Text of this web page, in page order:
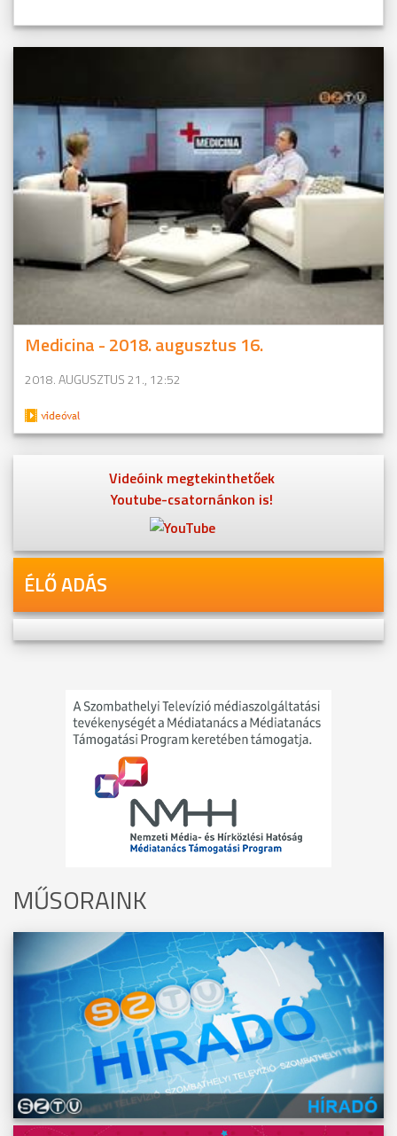
Medicina - 2018. augusztus 16.
2018. AUGUSZTUS 21., 12:52
Videóink megtekinthetőek
Youtube-csatornánkon is!
ÉLŐ ADÁS
MŰSORAINK